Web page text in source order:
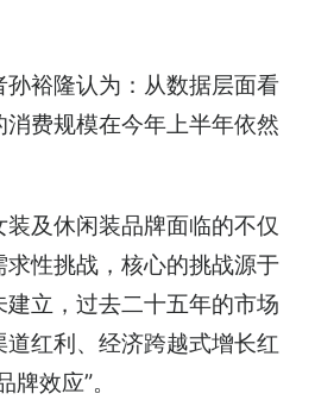
裕隆认为：从数据层面看
费规模在今年上半年依然
及休闲装品牌面临的不仅
性挑战，核心的挑战源于
立，过去二十五年的市场
红利、经济跨越式增长红
效应”。